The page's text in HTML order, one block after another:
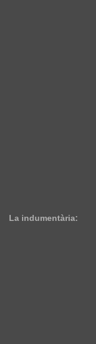
La indumentària: